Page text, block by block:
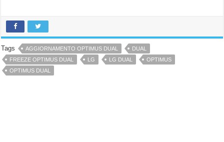
Tags AGGIORNAMENTO OPTIMUS DUAL
DUAL
FREEZE OPTIMUS DUAL
LG LG DUAL
OPTIMUS
OPTIMUS DUAL